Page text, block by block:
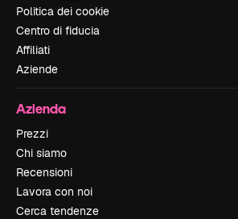
Politica dei cookie
Centro di fiducia
Affiliati
Aziende
Azienda
Prezzi
Chi siamo
Recensioni
Lavora con noi
Cerca tendenze